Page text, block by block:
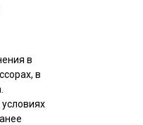
в
в